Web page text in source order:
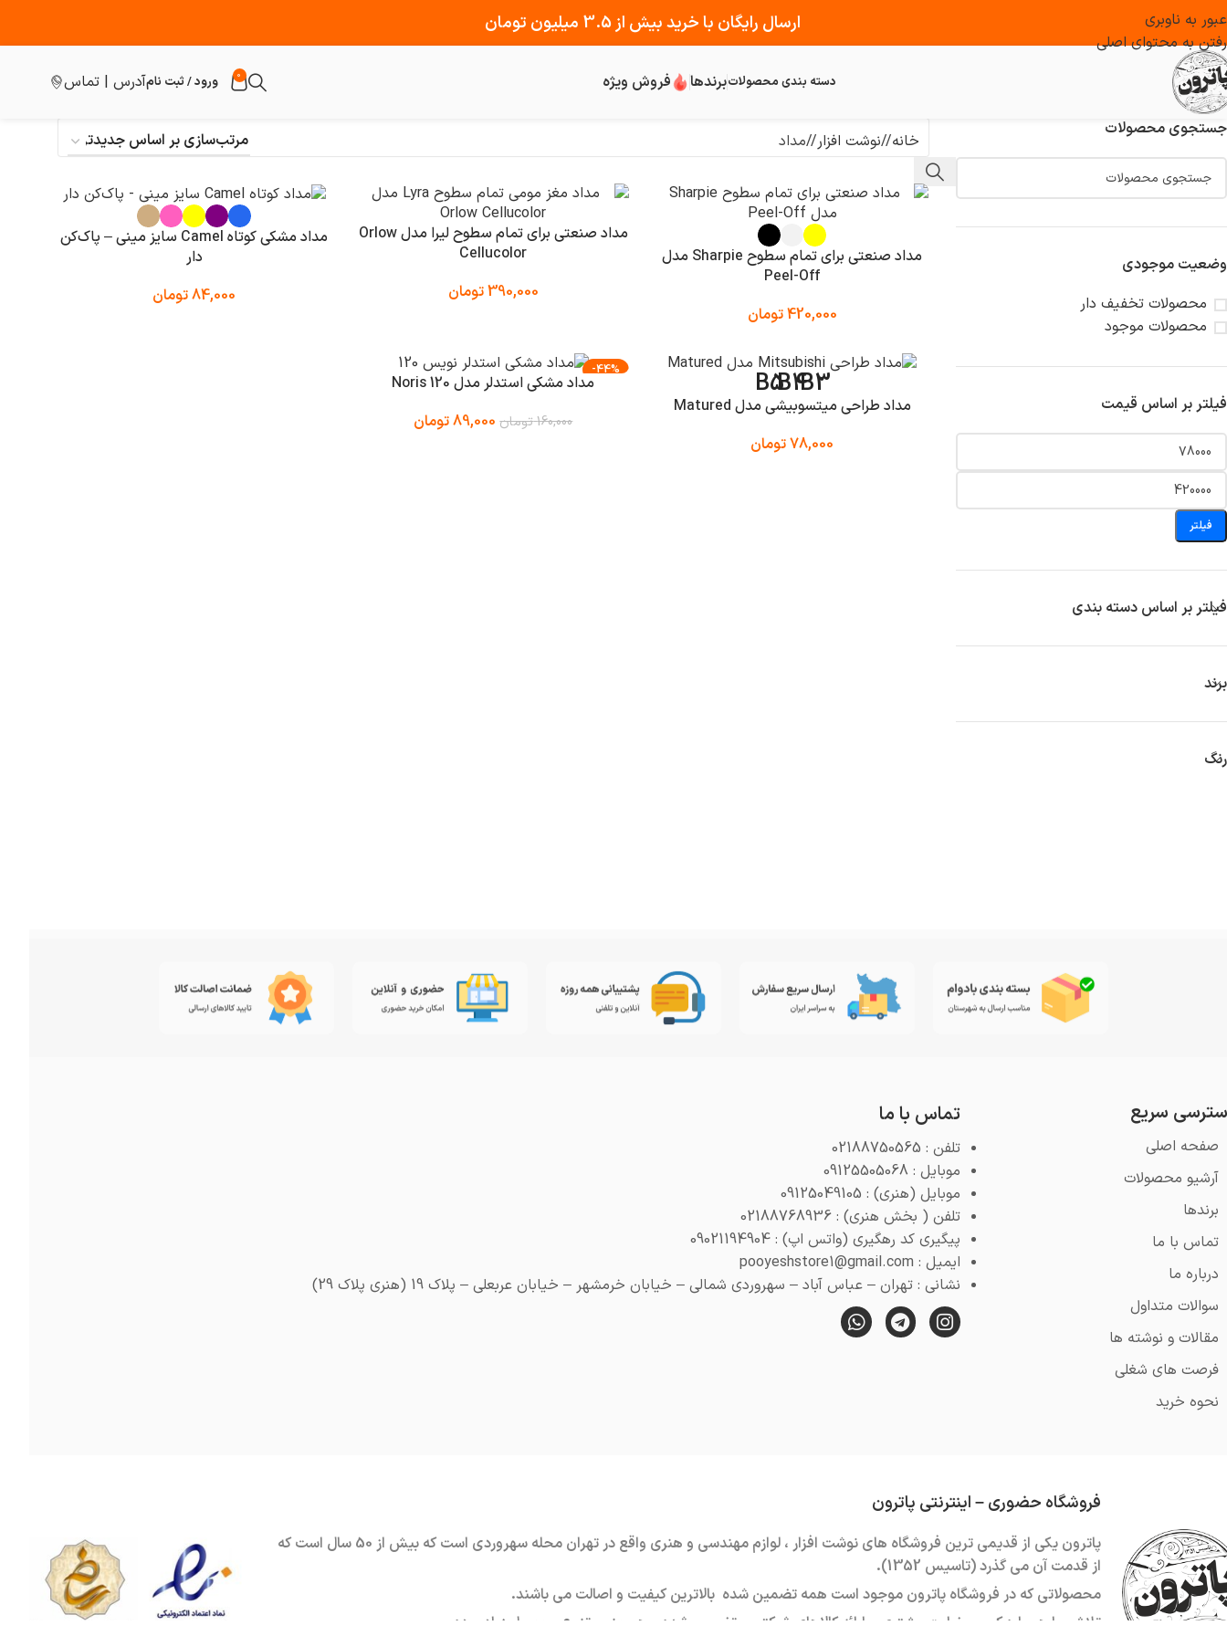
عبور به ناوبری
رفتن به محتوای اصلی
ارسال رایگان با خرید بیش از 3.5 میلیون تومان
دسته بندی محصولاتبرندها فروش ویژه 0 ورود / ثبت نامآدرس | تماس
جستجوی محصولات
وضعیت موجودی
محصولات تخفیف دار
محصولات موجود
فیلتر بر اساس قیمت
فیلتر
فیلتر بر اساس دسته بندی
برند
رنگ
خانه/ نوشت افزار/ مداد
مداد صنعتی برای تمام سطوح Sharpie مدل
Peel-Off
420,000تومان
مداد صنعتی برای تمام سطوح لیرا مدل Orlow
Cellucolor
390,000تومان
مداد مشکی کوتاه Camel سایز مینی – پاک‌کن
دار
84,000تومان
B3
B4
B5
مداد طراحی میتسوبیشی مدل Matured
78,000تومان
-44%
مداد مشکی استدلر مدل Noris 120
160,000تومان 89,000تومان
سریع
صفحه اصلی
آرشیو محصولات
برندها
تماس با ما
درباره ما
سوالات متداول
مقالات و نوشته ها
فرصت های شغلی
نحوه خرید
تماس با ما
تلفن : 02188750565
موبایل : 09125505068
موبایل (هنری) : 09125049105
تلفن ( بخش هنری) : 02188768936
پیگیری کد رهگیری (واتس اپ) : 09021194904
ایمیل : pooyeshstore1@gmail.com
نشانی : تهران – عباس آباد – سهروردی شمالی – خیابان خرمشهر – خیابان عربعلی – پلاک 19 (هنری پلاک 29)
فروشگاه حضوری – اینترنتی پاترون
پاترون یکی از قدیمی ترین فروشگاه های نوشت افزار ، لوازم مهندسی و هنری واقع در تهران محله سهروردی است که بیش از 50 سال است که
از قدمت آن می گذرد (تاسیس 1352).
محصولاتی که در فروشگاه پاترون موجود است همه تضمین شده بالاترین کیفیت و اصالت می باشند.
تلاش ما همواره کسب رضایت مشتری و ارائه کالاهای شرکتی و تضمین شده و همچنین تنوع محصول زیاد بوده.